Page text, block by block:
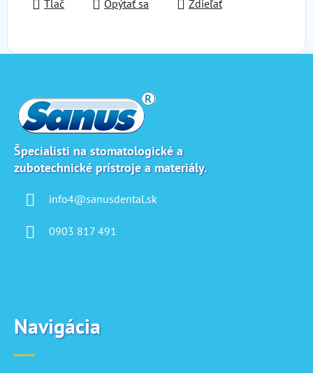
Tlač Opýtať sa Zdieľať
Špecialisti na stomatologické a
zubotechnické prístroje a materiály.
info4@sanusdental.sk
0903 817 491
Navigácia